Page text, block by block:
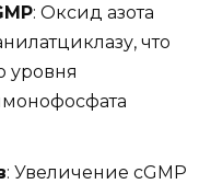
: Оксид азота
что
уровня
: Увеличение cGMP